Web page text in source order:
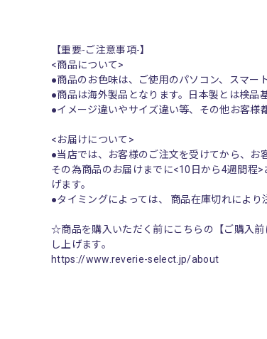
【重要-ご注意事項-】
<商品について>
●商品のお色味は、ご使用のパソコン、スマー
●商品は海外製品となります。日本製とは検品
●イメージ違いやサイズ違い等、その他お客様
<お届けについて>
●当店では、お客様のご注文を受けてから、お
その為商品のお届けまでに<10日から4週間程
げます。
●タイミングによっては、 商品在庫切れによ
☆商品を購入いただく前にこちらの【ご購入
し上げます。
https://www.reverie-select.jp/about